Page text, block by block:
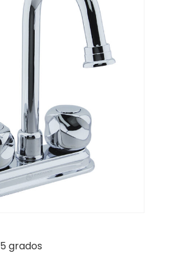
grados